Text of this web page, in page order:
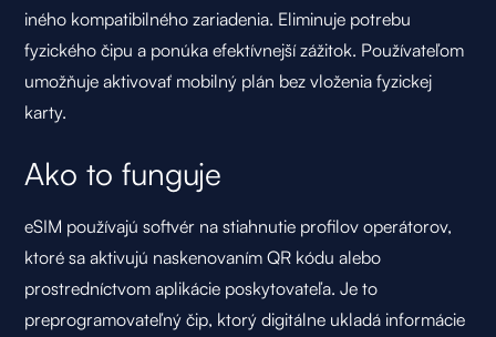
iného kompatibilného zariadenia. Eliminuje potrebu
fyzického čipu a ponúka efektívnejší zážitok. Používateľom
umožňuje aktivovať mobilný plán bez vloženia fyzickej
karty.
Ako to funguje
eSIM používajú softvér na stiahnutie profilov operátorov,
ktoré sa aktivujú naskenovaním QR kódu alebo
prostredníctvom aplikácie poskytovateľa. Je to
preprogramovateľný čip, ktorý digitálne ukladá informácie